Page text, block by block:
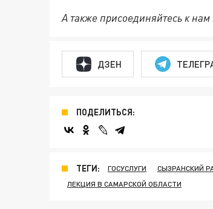
А также присоединяйтесь к нам
ДЗЕН
ПОДЕЛИТЬСЯ:
ТЕГИ: ГОСУСЛУГИ СЫЗРАНСКИЙ
ЛЕКЦИЯ В САМАРСКОЙ ОБЛАСТИ